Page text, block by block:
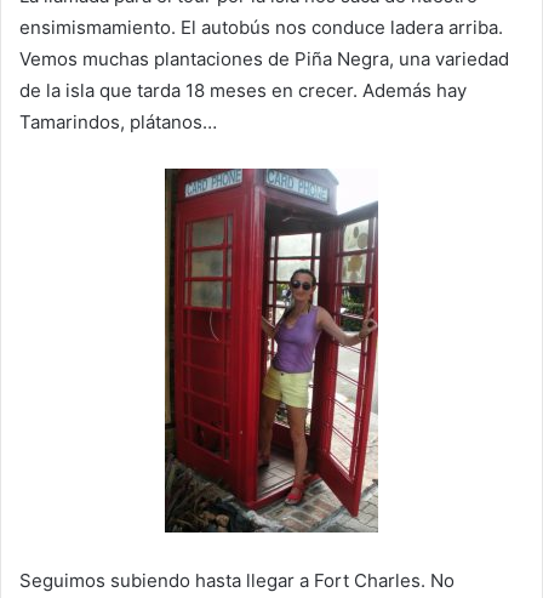
ensimismamiento. El autobús nos conduce ladera arriba.
Vemos muchas plantaciones de Piña Negra, una variedad
de la isla que tarda 18 meses en crecer. Además hay
Tamarindos, plátanos…
Seguimos subiendo hasta llegar a Fort Charles. No